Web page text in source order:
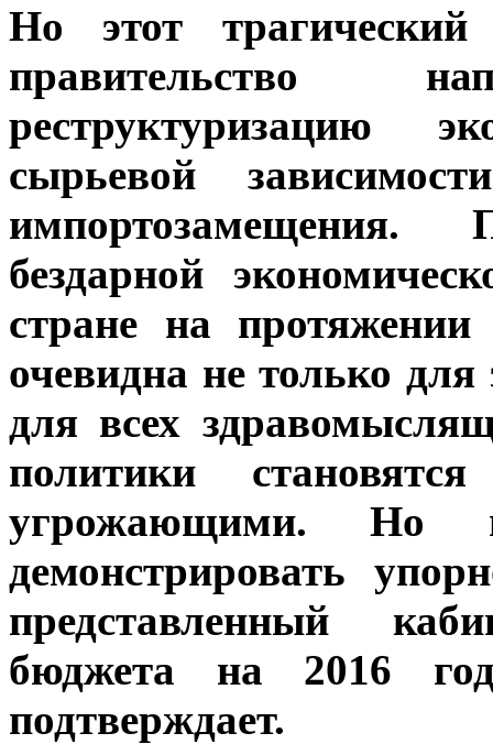
Но этот
правительство
реструктуризацию
сырьевой
импортозамещения.
бездарной
стране на
очевидна не только
для всех
политики
угрожающими. Но
демонстрировать
представленный
бюджета на 2016
подтверждает.